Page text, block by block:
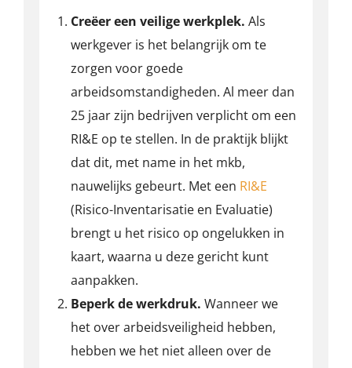
Creëer een veilige werkplek. Als
werkgever is het belangrijk om te
zorgen voor goede
arbeidsomstandigheden. Al meer dan
25 jaar zijn bedrijven verplicht om een
RI&E op te stellen. In de praktijk blijkt
dat dit, met name in het mkb,
nauwelijks gebeurt. Met een RI&E
(Risico-Inventarisatie en Evaluatie)
brengt u het risico op ongelukken in
kaart, waarna u deze gericht kunt
aanpakken.
Beperk de werkdruk. Wanneer we
het over arbeidsveiligheid hebben,
hebben we het niet alleen over de